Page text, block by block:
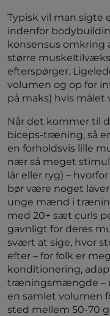
Typisk vil man sigte
indenfor
konsensus omkring
større
efterspørger.
volumen og op for
på maks) hvis målet
Når det kommer til
biceps-træning, så
en forholdsvis lille
nær så meget
lår eller ryg) –
bør være noget
unge mænd i
med 20+ sæt curls
gavnligt for deres
svært at sige, hvor
efter – for folk er
konditionering,
træningsmængde –
en samlet volumen
sted mellem 50-70